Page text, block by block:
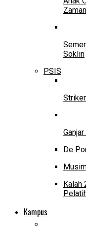
Zaman
Soklin
PSIS
De
Kalah
Kampus